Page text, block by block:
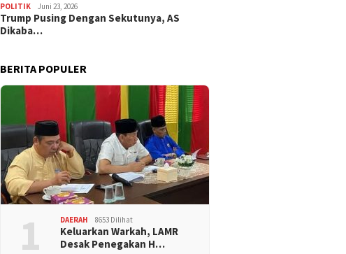
POLITIK Juni 23, 2026
Trump Pusing Dengan Sekutunya, AS
Dikaba…
BERITA POPULER
1 DAERAH 8653 Dilihat
Keluarkan Warkah, LAMR
Desak Penegakan H…